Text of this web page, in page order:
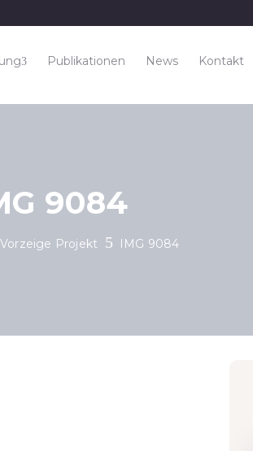
Publikationen News Kontakt
9084
Vorzeige Projekt IMG 9084